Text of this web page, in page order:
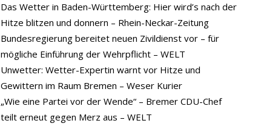
Das Wetter in Baden-Württemberg: Hier wird’s nach der
Hitze blitzen und donnern – Rhein-Neckar-Zeitung
Bundesregierung bereitet neuen Zivildienst vor – für
mögliche Einführung der Wehrpflicht – WELT
Unwetter: Wetter-Expertin warnt vor Hitze und
Gewittern im Raum Bremen – Weser Kurier
„Wie eine Partei vor der Wende“ – Bremer CDU-Chef
teilt erneut gegen Merz aus – WELT